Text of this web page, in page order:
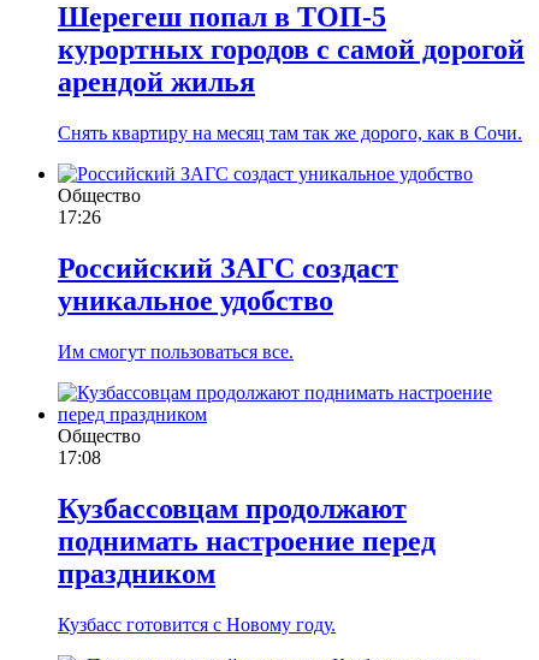
Шерегеш попал в ТОП-5
курортных городов с самой дорогой
арендой жилья
Снять квартиру на месяц там так же дорого, как в Сочи.
Общество
17:26
Российский ЗАГС создаст
уникальное удобство
Им смогут пользоваться все.
Общество
17:08
Кузбассовцам продолжают
поднимать настроение перед
праздником
Кузбасс готовится с Новому году.